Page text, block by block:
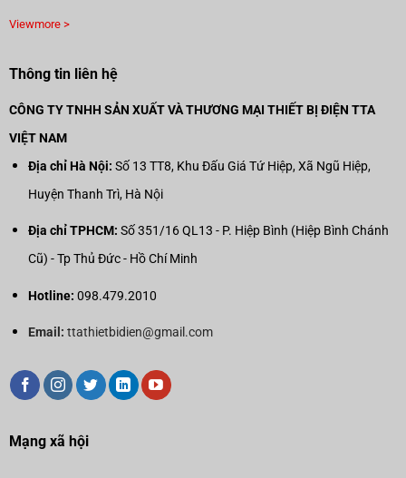
Viewmore >
Thông tin liên hệ
CÔNG TY TNHH SẢN XUẤT VÀ THƯƠNG MẠI THIẾT BỊ ĐIỆN TTA
VIỆT NAM
Địa chỉ Hà Nội: Số 13 TT8, Khu Đấu Giá Tứ Hiệp, Xã Ngũ Hiệp,
Huyện Thanh Trì, Hà Nội
Địa chỉ TPHCM: Số 351/16 QL13 - P. Hiệp Bình (Hiệp Bình Chánh
Cũ) - Tp Thủ Đức - Hồ Chí Minh
Hotline: 098.479.2010
Email: ttathietbidien@gmail.com
Mạng xã hội